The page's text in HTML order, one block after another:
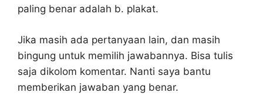
paling benar adalah b. plakat.
Jika masih ada pertanyaan lain, dan masih
bingung untuk memilih jawabannya. Bisa tulis
saja dikolom komentar. Nanti saya bantu
memberikan jawaban yang benar.